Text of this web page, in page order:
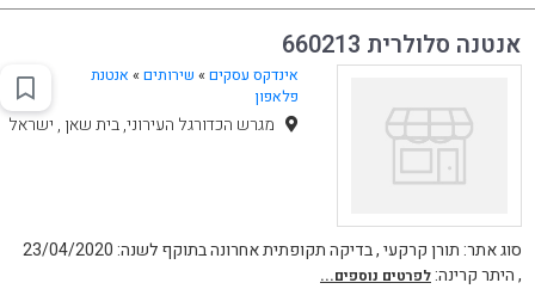
אנטנה סלולרית 660213
אינדקס עסקים » שירותים» אנטנת
פלאפון
מגרש הכדורגל העירוני, בית שאן , ישראל
סוג אתר: תורן קרקעי , בדיקה תקופתית אחרונה בתוקף לשנה: 23/04/2020
, היתר קרינה:לפרטים נוספים...